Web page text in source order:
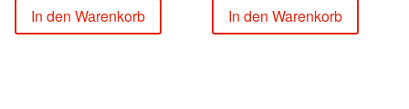
In den Warenkorb In den Warenkorb